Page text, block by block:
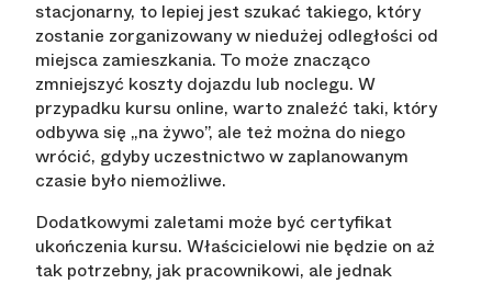
stacjonarny, to lepiej jest szukać takiego, który
zostanie zorganizowany w niedużej odległości od
miejsca zamieszkania. To może znacząco
zmniejszyć koszty dojazdu lub noclegu. W
przypadku kursu online, warto znaleźć taki, który
odbywa się „na żywo”, ale też można do niego
wrócić, gdyby uczestnictwo w zaplanowanym
czasie było niemożliwe.
Dodatkowymi zaletami może być certyfikat
ukończenia kursu. Właścicielowi nie będzie on aż
tak potrzebny, jak pracownikowi, ale jednak